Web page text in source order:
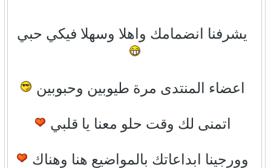
يشرفنا انضمامك واهلا وسهلا فيكي حبي
اعضاء المنتدى مرة طيوبين وحبوبين
اتمنى لك وقت حلو معنا يا قلبي
وورجينا ابداعاتك بالمواضيع هنا وهناك